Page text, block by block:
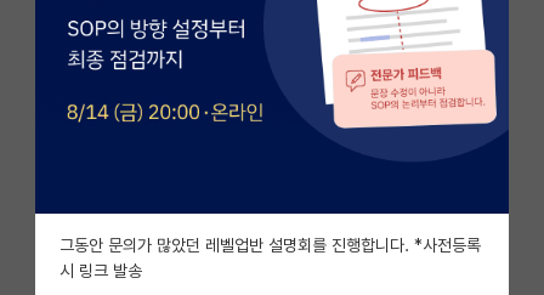
커뮤니티 홈
전체글보기
베스트 게시판
자유 게시판(아무개랩)
미국 유학 게시판
그동안 문의가 많았던 레벨업반 설명회를 진행합니다. *사전등록
시 링크 발송